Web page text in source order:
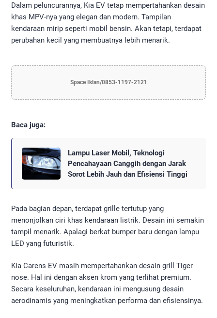
Dalam peluncurannya, Kia EV tetap mempertahankan desain
khas MPV-nya yang elegan dan modern. Tampilan
kendaraan mirip seperti mobil bensin. Akan tetapi, terdapat
perubahan kecil yang membuatnya lebih menarik.
Space Iklan/0853-1197-2121
Baca juga:
Lampu Laser Mobil, Teknologi
Pencahayaan Canggih dengan Jarak
Sorot Lebih Jauh dan Efisiensi Tinggi
Pada bagian depan, terdapat grille tertutup yang
menonjolkan ciri khas kendaraan listrik. Desain ini semakin
tampil menarik. Apalagi berkat bumper baru dengan lampu
LED yang futuristik.
Kia Carens EV masih mempertahankan desain grill Tiger
nose. Hal ini dengan aksen krom yang terlihat premium.
Secara keseluruhan, kendaraan ini mengusung desain
aerodinamis yang meningkatkan performa dan efisiensinya.